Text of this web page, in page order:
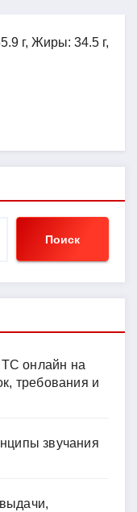
г, Жиры: 34.5 г,
ть
Поиск
онлайн на
требования и
звучания